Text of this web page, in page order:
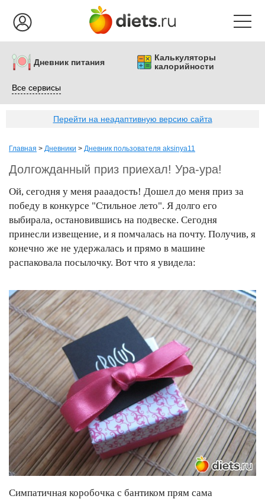
Дневник питания
Калькуляторы
калорийности
Все сервисы
Перейти на неадаптивную версию сайта
Главная > Дневники > Дневник пользователя aksinya11
Долгожданный приз приехал! Ура-ура!
Ой, сегодня у меня рааадость! Дошел до меня приз за
победу в конкурсе "Стильное лето". Я долго его
выбирала, остановившись на подвеске. Сегодня
принесли извещение, и я помчалась на почту. Получив, я
конечно же не удержалась и прямо в машине
распаковала посылочку. Вот что я увидела:
Симпатичная коробочка с бантиком прям сама